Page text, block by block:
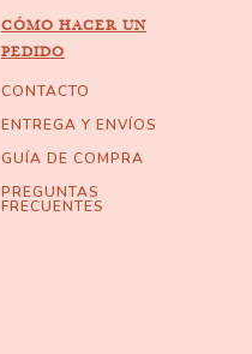
CÓMO HACER UN
PEDIDO
CONTACTO
ENTREGA Y ENVÍOS
GUÍA DE COMPRA
PREGUNTAS
FRECUENTES